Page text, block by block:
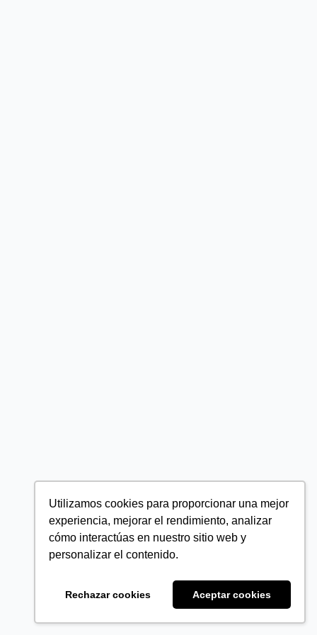
Utilizamos cookies para proporcionar una mejor
experiencia, mejorar el rendimiento, analizar
cómo interactúas en nuestro sitio web y
personalizar el contenido.
Rechazar cookies Aceptar cookies